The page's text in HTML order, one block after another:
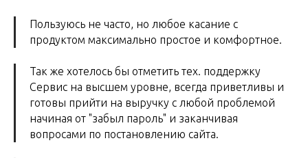
Пользуюсь не часто, но любое касание с
продуктом максимально простое и комфортное.
Так же хотелось бы отметить тех. поддержку
Сервис на высшем уровне, всегда приветливы и
готовы прийти на выручку с любой проблемой
начиная от "забыл пароль" и заканчивая
вопросами по постановлению сайта.